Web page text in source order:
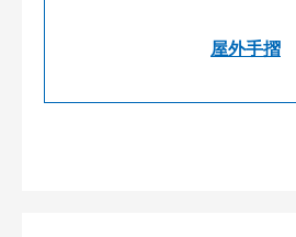
屋外手摺